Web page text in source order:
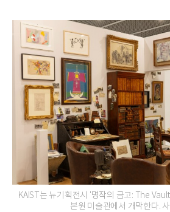
KAIST는 뉴기획전시 '명작의 금고: The
본원 미술관에서 개막한다. 사